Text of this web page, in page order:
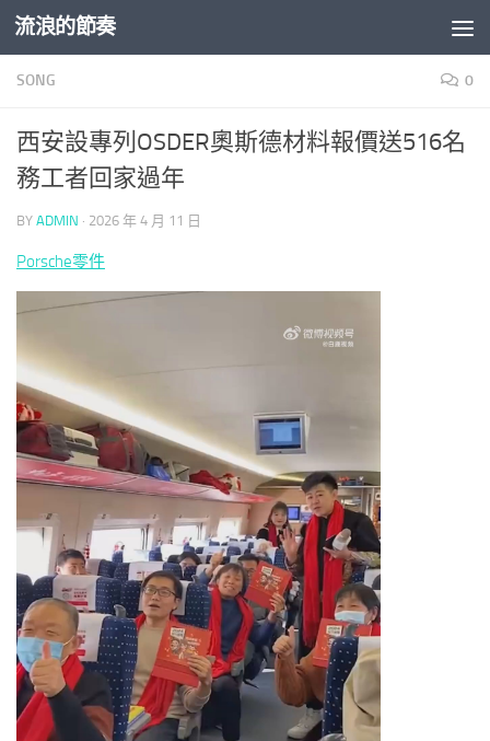
Skip to content
流浪的節奏
SONG 0
西安設專列OSDER奧斯德材料報價送516名
務工者回家過年
BY ADMIN · 2026 年 4 月 11 日
Porsche零件